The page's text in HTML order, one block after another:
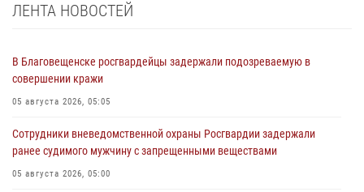
ЛЕНТА НОВОСТЕЙ
В Благовещенске росгвардейцы задержали подозреваемую в
совершении кражи
05 августа 2026, 05:05
Сотрудники вневедомственной охраны Росгвардии задержали
ранее судимого мужчину с запрещенными веществами
05 августа 2026, 05:00